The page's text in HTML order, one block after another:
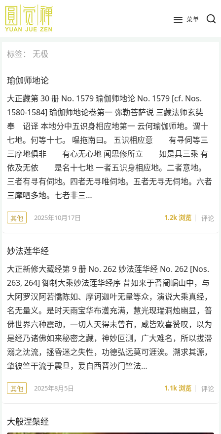
跳
主
内
菜单
标签： 无极
瑜伽师地论
大正藏第 30 册 No. 1579 瑜伽师地论 No. 1579 [cf. Nos.
1580-1584] 瑜伽师地论卷第一 弥勒菩萨说 三藏法师玄奘
奉 诏译 本地分中五识身相应地第一 云何瑜伽师地。谓十
七地。何等十七。 嗢拖南曰。 五识相应意 有寻伺等三
三摩地俱非 有心无心地 闻思修所立 如是具三乘 有
依及无依 是名十七地 一者五识身相应地。二者意地。
三者有寻有伺地。四者无寻唯伺地。五者无寻无伺地。六者
三摩呬多地。七者非三…
其他 2025年10月17日 1.2k浏览 评论
妙法莲华经
大正新修大藏经第 9 册 No. 262 妙法莲华经 No. 262 [Nos.
263, 264] 御制大乘妙法莲华经序 昔如来于耆阇崛山中，与
大阿罗汉阿若憍陈如、摩诃迦叶无量等众，演说大乘真经，
名无量义。是时天雨宝华布濩充满，慧光现瑞洞烛幽显，普
佛世界六种震动，一切人天得未曾有，咸皆欢喜赞叹，以为
是经乃诸佛如来秘密之藏，神妙叵测，广大难名，所以拔滞
溺之沈流，拯昏迷之失性，功德弘远莫可涯涘。溯求其源，
肇彼竺干流于震旦，爰自西晋沙门竺法…
其他 2025年8月5日 1.1k浏览 评论
大般涅槃经